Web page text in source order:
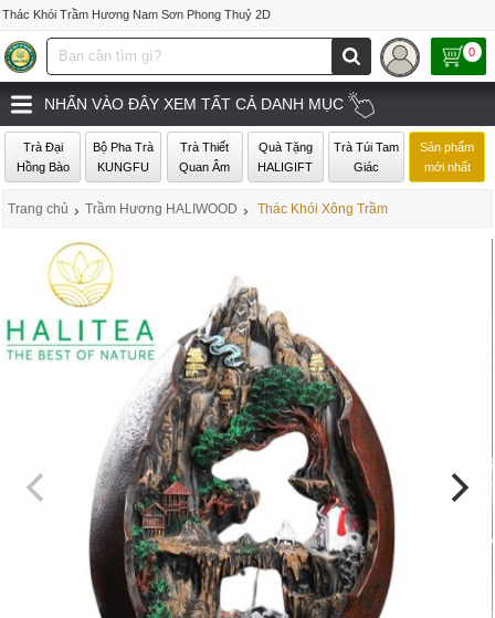
Thác Khói Trầm Hương Nam Sơn Phong Thuỷ 2D
0
NHẤN VÀO ĐÂY XEM TẤT CẢ DANH MỤC
Trà Đại
Hồng Bào
Bộ Pha Trà
KUNGFU
Trà Thiết
Quan Âm
Quà Tặng
HALIGIFT
Trà Túi Tam
Giác
Sản phẩm
mới nhất
Trang chủ › Trầm Hương HALIWOOD › Thác Khói Xông Trầm